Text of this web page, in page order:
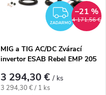
ZADARMO4 171,56 €
–21 %
MIG a TIG AC/DC Zvárací
invertor ESAB Rebel EMP 205
3 294,30 €/ ks
Jednotková cena:
3 294,30 € / 1 ks